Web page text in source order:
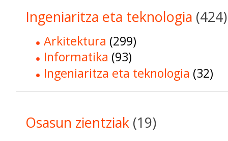
Ingeniaritza eta teknologia (424)
Arkitektura (299)
Informatika (93)
Ingeniaritza eta teknologia (32)
Osasun zientziak (19)